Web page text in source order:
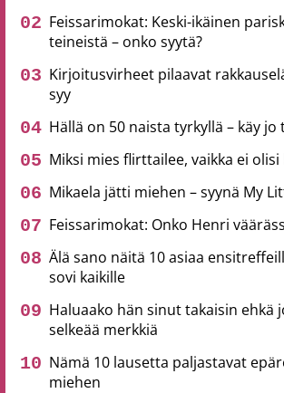
Feissarimokat: Keski-ikäinen
teineistä – onko syytä?
Kirjoitusvirheet pilaavat
syy
Hällä on 50 naista tyrkyllä – käy jo
Miksi mies flirttailee, vaikka ei
Mikaela jätti miehen – syynä My
Feissarimokat: Onko Henri
Älä sano näitä 10 asiaa
sovi kaikille
Haluaako hän sinut takaisin ehkä
selkeää merkkiä
Nämä 10 lausetta paljastavat
miehen